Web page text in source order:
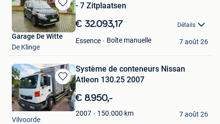
Sauvegarder
dans
Mes
Favoris
- 7 Zitplaatsen
€ 32.093,17 Détails
Essence Boîte manuelle
Garage De Witte
De Klinge
7 août 26
Sauvegarder
dans
Mes
Favoris
Système de conteneurs Nissan
Atleon 130.25 2007
€ 8.950,-
2007 150.000 km
EGO-CARS
Vilvoorde
7 août 26